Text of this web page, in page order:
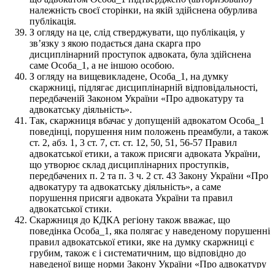
належність своєї сторінки, на якій здійснена обурлива
публікація.
З огляду на це, слід стверджувати, що публікація, у
звʼязку з якою подається дана скарга про
дисциплінарний проступок адвоката, була здійснена
саме Особа_1, а не іншою особою.
З огляду на вищевикладене, Особа_1, на думку
скаржниці, підлягає дисциплінарній відповідальності,
передбаченій Законом України «Про адвокатуру та
адвокатську діяльність».
Так, скаржниця вбачає у допущеній адвокатом Особа_1
поведінці, порушення ним положень преамбули, а також
ст. 2, абз. 1, 3 ст. 7, ст. ст. 12, 50, 51, 56-57 Правил
адвокатської етики, а також присяги адвоката України,
що утворює склад дисциплінарних проступків,
передбачених п. 2 та п. 3 ч. 2 ст. 43 Закону України «Про
адвокатуру та адвокатську діяльність», а саме
порушення присяги адвоката України та правил
адвокатської стики.
Скаржниця до КДКА регіону також вважає, що
поведінка Особа_1, яка полягає у наведеному порушенні
правил адвокатської етики, яке на думку скаржниці є
грубим, також є і систематичним, що відповідно до
наведеної вище норми Закону України «Про адвокатуру